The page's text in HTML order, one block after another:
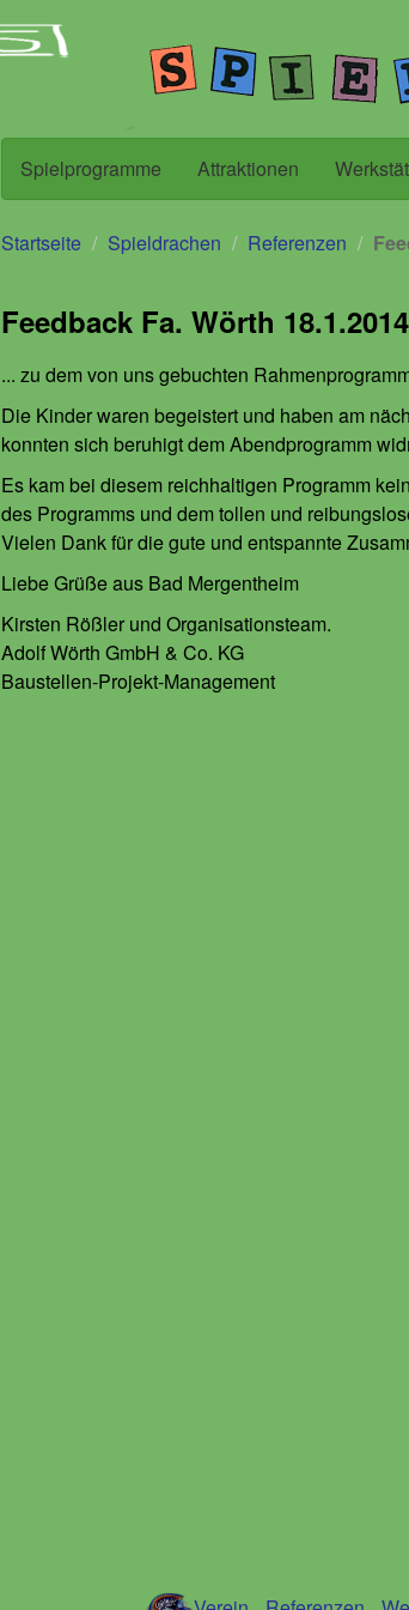
Spielprogramme Attraktionen
Startseite Spieldrachen Referenzen
Feedback Fa. Wörth 18.1.2014
... zu dem von uns gebuchten
Die Kinder waren begeistert und haben am
konnten sich beruhigt dem Abendprogramm
Es kam bei diesem reichhaltigen Programm
des Programms und dem tollen und
Vielen Dank für die gute und entspannte
Liebe Grüße aus Bad Mergentheim
Kirsten Rößler und Organisationsteam.
Adolf Wörth GmbH & Co. KG
Baustellen-Projekt-Management